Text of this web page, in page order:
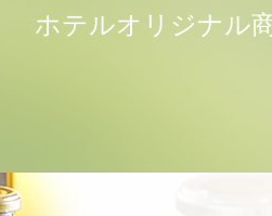
ホテルオリジナル